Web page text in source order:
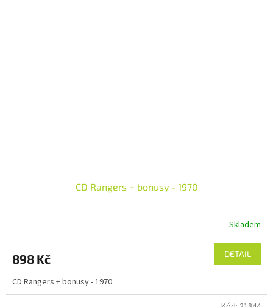
CD Rangers + bonusy - 1970
Skladem
898 Kč DETAIL
CD Rangers + bonusy - 1970